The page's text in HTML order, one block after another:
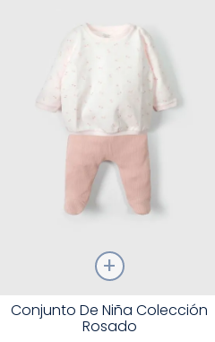
Talla
Elige una opción
Conjunto De Niña Colección
Rosado